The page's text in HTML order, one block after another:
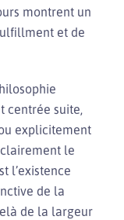
montrent un
et de
centrée suite,
explicitement
le
l’existence
de la
de la largeur